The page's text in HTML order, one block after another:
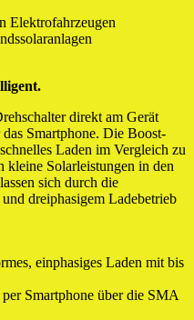
Elektrofahrzeugen
direkt am Gerät
Smartphone. Die Boost-
Laden im Vergleich zu
kleine Solarleistungen in den
sich durch die
dreiphasigem Ladebetrieb
einphasiges Laden mit bis
Smartphone über die SMA